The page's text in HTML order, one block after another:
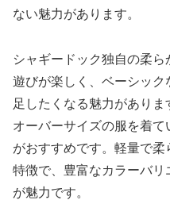
ない魅力があります。
シャギードック独自の柔
遊びが楽しく、ベーシッ
足したくなる魅力があり
オーバーサイズの服を着
がおすすめです。軽量で
特徴で、豊富なカラーバ
が魅力です。